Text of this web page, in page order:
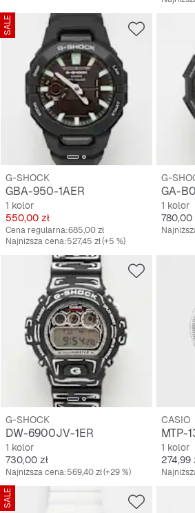
SALE
G-SHOCK
GBA-950-1AER
1 kolor
Cena
550,00 zł
Cena regularna:685,00 zł
Najniższa cena:527,45 zł(+5 %)
G-
GA-
1 kolor
Cena
780,00
G-SHOCK
DW-6900JV-1ER
1 kolor
Cena
730,00 zł
Najniższa cena:569,40 zł(+29 %)
CASIO
MTP-
1 kolor
Cena
274,99
SALE